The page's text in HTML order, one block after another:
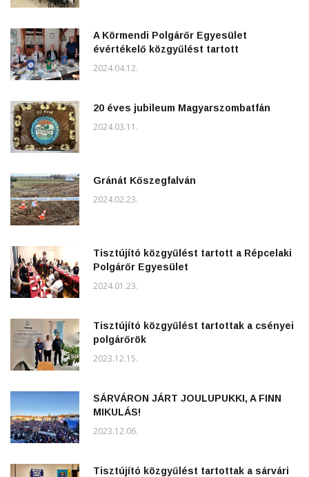
A Körmendi Polgárőr Egyesület
évértékelő közgyűlést tartott
2024.04.12.
20 éves jubileum Magyarszombatfán
2024.03.11.
Gránát Kőszegfalván
2024.02.23.
Tisztújító közgyűlést tartott a Répcelaki
Polgárőr Egyesület
2024.01.23.
Tisztújító közgyűlést tartottak a csényei
polgárőrök
2023.12.15.
SÁRVÁRON JÁRT JOULUPUKKI, A FINN
MIKULÁS!
2023.12.06.
Tisztújító közgyűlést tartottak a sárvári